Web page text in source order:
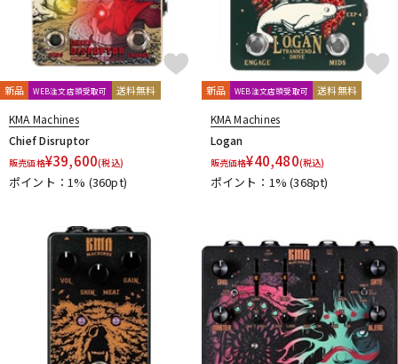
新品 WEB注文店頭受取可 送料無料
KMA Machines
Chief Disruptor
販売価格¥39,600(税込)
ポイント：1% (360pt)
新品 WEB注文店頭受取可 送料無料
KMA Machines
Logan
販売価格¥40,480(税込)
ポイント：1%(368pt)